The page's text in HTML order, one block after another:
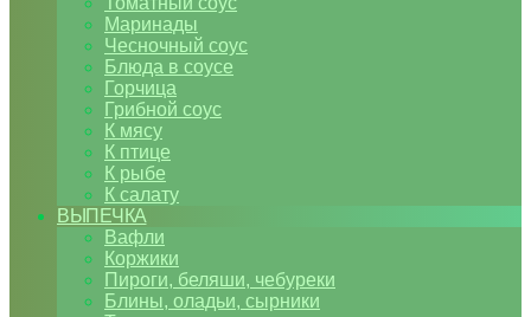
Маринады
Чесночный соус
Блюда в соусе
Горчица
Грибной соус
К мясу
К птице
К рыбе
К салату
ВЫПЕЧКА
Вафли
Коржики
Пироги, беляши, чебуреки
Блины, оладьи, сырники